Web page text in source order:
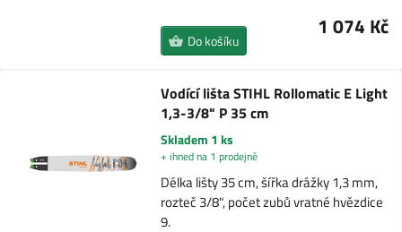
1 074 Kč
Do košíku
Vodící lišta STIHL Rollomatic E Light
1,3-3/8" P 35 cm
Skladem 1 ks
+ ihned na 1 prodejně
Délka lišty 35 cm, šířka drážky 1,3 mm,
rozteč 3/8", počet zubů vratné hvězdice
9.